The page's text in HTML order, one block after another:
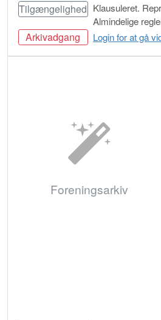
Tilgængelighed Klausuleret.
Almindelige
Arkivadgang Login for at gå
Bestil
Foreningsarkiv